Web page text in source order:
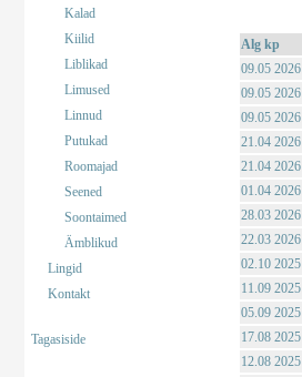
Kalad
Kiilid
Liblikad
Limused
Linnud
Putukad
Roomajad
Seened
Soontaimed
Ämblikud
Lingid
Kontakt
Tagasiside
Alg kp
09.05 2026
09.05 2026
09.05 2026
21.04 2026
21.04 2026
01.04 2026
28.03 2026
22.03 2026
02.10 2025
11.09 2025
05.09 2025
17.08 2025
12.08 2025